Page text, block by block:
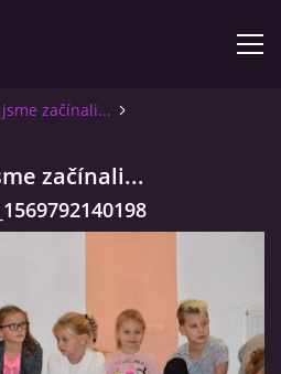
začínali...
začínali...